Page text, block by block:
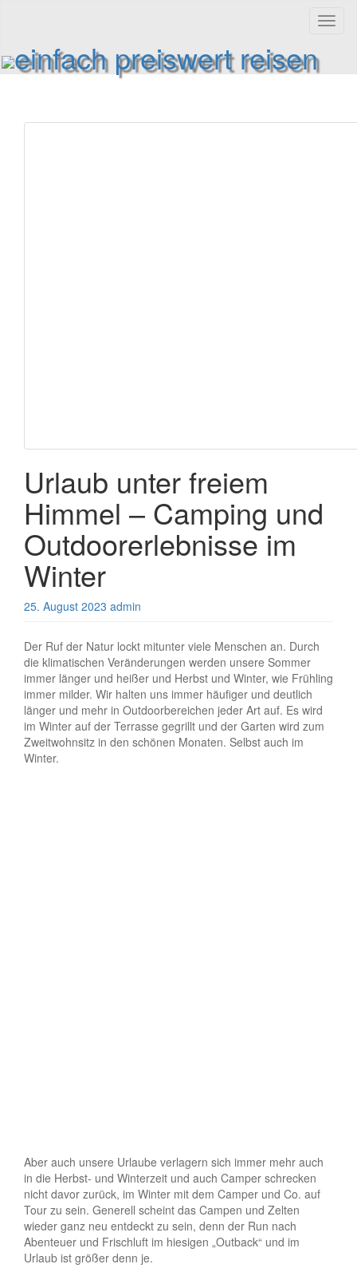
einfach preiswert reisen
Reiseinformationen und Reisetipps
Urlaub unter freiem
Himmel – Camping und
Outdoorerlebnisse im
Winter
25. August 2023 admin
Der Ruf der Natur lockt mitunter viele Menschen an. Durch
die klimatischen Veränderungen werden unsere Sommer
immer länger und heißer und Herbst und Winter, wie Frühling
immer milder. Wir halten uns immer häufiger und deutlich
länger und mehr in Outdoorbereichen jeder Art auf. Es wird
im Winter auf der Terrasse gegrillt und der Garten wird zum
Zweitwohnsitz in den schönen Monaten. Selbst auch im
Winter.
Aber auch unsere Urlaube verlagern sich immer mehr auch
in die Herbst- und Winterzeit und auch Camper schrecken
nicht davor zurück, im Winter mit dem Camper und Co. auf
Tour zu sein. Generell scheint das Campen und Zelten
wieder ganz neu entdeckt zu sein, denn der Run nach
Abenteuer und Frischluft im hiesigen „Outback“ und im
Urlaub ist größer denn je.